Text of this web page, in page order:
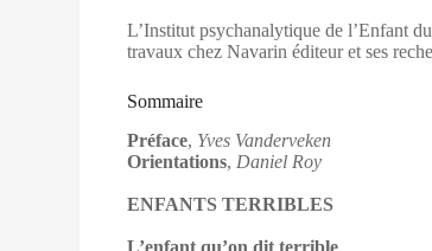
L’Institut psychanalytique de l’Enfant
travaux chez Navarin éditeur et ses
Sommaire
Préface, Yves Vanderveken
Orientations, Daniel Roy
ENFANTS TERRIBLES
L’enfant qu’on dit terrible